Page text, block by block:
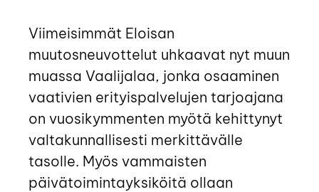
Viimeisimmät Eloisan
muutosneuvottelut uhkaavat nyt muun
muassa Vaalijalaa, jonka osaaminen
vaativien erityispalvelujen tarjoajana
on vuosikymmenten myötä kehittynyt
valtakunnallisesti merkittävälle
tasolle. Myös vammaisten
päivätoimintayksiköitä ollaan